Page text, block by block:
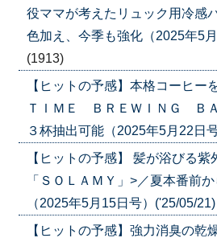
役ママが考えたリュック用冷
色加え、今季も強化（2025年5
(1913)
【ヒットの予感】本格コーヒ
ＴＩＭＥ ＢＲＥＷＩＮＧ Ｂ
３杯抽出可能（2025年5月22日
【ヒットの予感】 髪が浴びる
「ＳＯＬＡＭＹ」>／夏本番前
（2025年5月15日号）('25/05/21)
【ヒットの予感】強力消臭の乾